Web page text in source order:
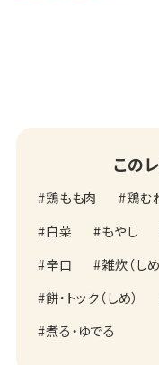
この
鶏もも肉 鶏む
白菜
もやし
辛口
雑炊（しめ
餅・トック（しめ）
煮る・ゆでる